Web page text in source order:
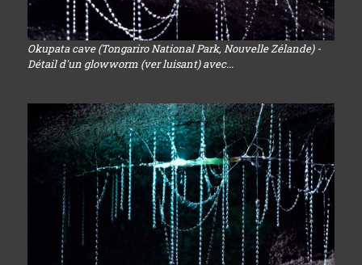
Okupata cave (Tongariro National Park, Nouvelle Zélande) -
Détail d'un glowworm (ver luisant) avec...